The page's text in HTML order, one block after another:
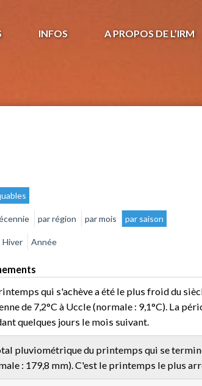
INFOS A PROPOS DE L’IRM
par région par mois par saison
Hiver Année
qui s'achève a été le plus froid du
de 7,2°C à Uccle (normale : 9,1°C). La
quelques jours le mois suivant.
pluviométrique du printemps qui se
: 179,8 mm). C'est le printemps le plus